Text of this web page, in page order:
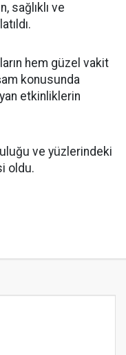
sağlıklı ve
hem güzel vakit
konusunda
etkinliklerin
ve yüzlerindeki
oldu.